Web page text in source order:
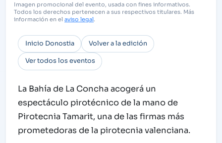
Imagen promocional del evento, usada con fines informativos.
Todos los derechos pertenecen a sus respectivos titulares. Más
información en el aviso legal.
Inicio Donostia Volver a la edición
Ver todos los eventos
La Bahía de La Concha acogerá un
espectáculo pirotécnico de la mano de
Pirotecnia Tamarit, una de las firmas más
prometedoras de la pirotecnia valenciana.